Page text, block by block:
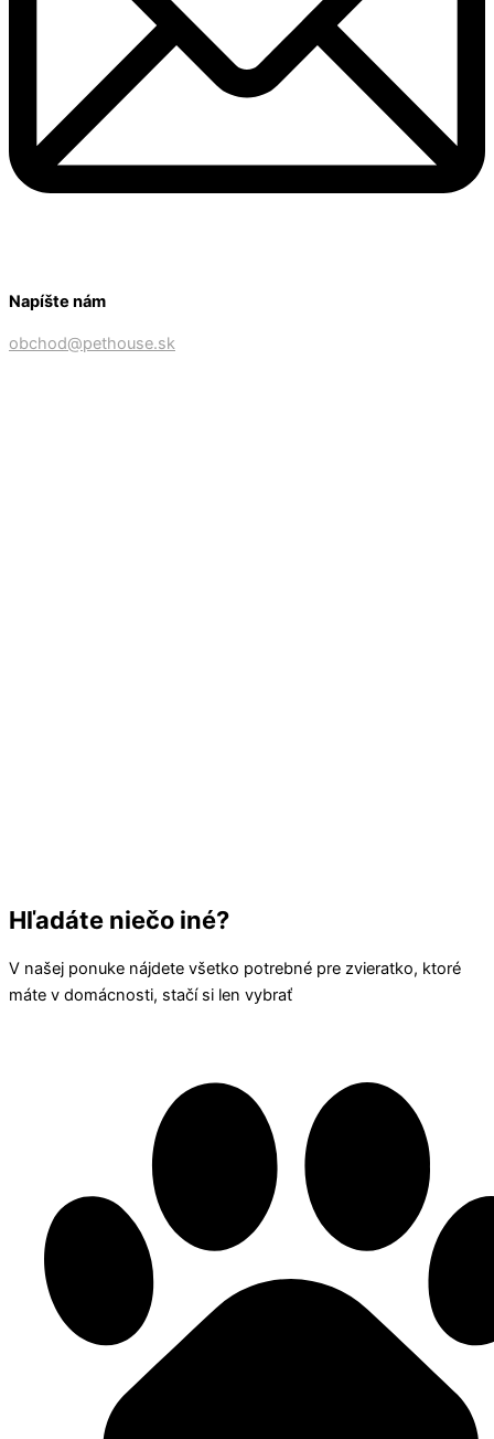
Napíšte nám
obchod@pethouse.sk
Hľadáte niečo iné?
V našej ponuke nájdete všetko potrebné pre zvieratko, ktoré
máte v domácnosti, stačí si len vybrať